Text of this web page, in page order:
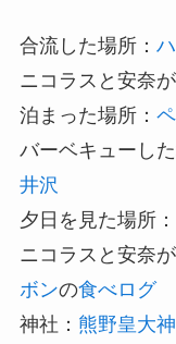
合流した場所：
ニコラスと安奈
泊まった場所：
バーベキューした
井沢
夕日を見た場所：
ニコラスと安奈
ボンの食べログ
神社： 熊野皇大